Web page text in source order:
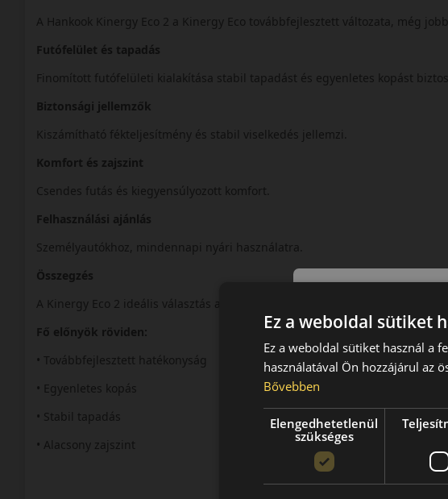
A Hankook Kinergy Eco 2 a Kinergy Eco továbbfejlesztett változata, még
Futófelület és tapadás
Finomított futófelületi kialakítása stabil tapadást és egyenletes kopást
Biztonsági jellemzők
Kiszámítható fékteljesítmény és stabil viselkedés jellemzi.
Komfort és zajszint
Csendes futás és kiegyensúlyozott komfort.
Felhasználási ajánlás
Személyautókhoz, mindennapi nyári használatra.
Összegzés
A Kinergy Eco 2 ideális választás a modern, takarékos nyári közlekedéshez.
Fő előnyök röviden:
• Továbbfejlesztett hatékonyság
• Egyenletes kopás
• Stabil tapadás
• Alacsony zajszint
Ez a weboldal sütiket
Ez a weboldal sütiket használ a
használatával Ön hozzájárul az
Bővebben
Elengedhetetlenül
szükséges